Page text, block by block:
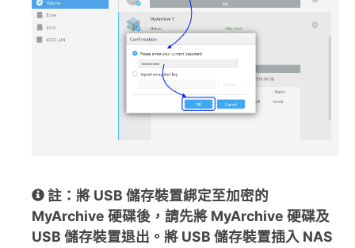
註：將 USB 儲存裝置綁定至加密的
MyArchive 硬碟後，請先將 MyArchive 硬碟及
USB 儲存裝置退出。將 USB 儲存裝置插入 NAS